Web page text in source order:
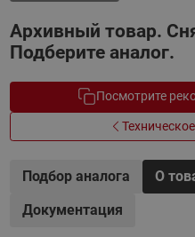
Архивный товар.
Подберите аналог.
Посмотрите
Подбор аналога О
Документация